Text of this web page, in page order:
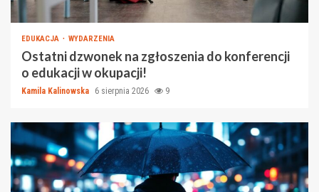
EDUKACJA WYDARZENIA
Ostatni dzwonek na zgłoszenia do konferencji
o edukacji w okupacji!
Kamila Kalinowska 6 sierpnia 2026 9